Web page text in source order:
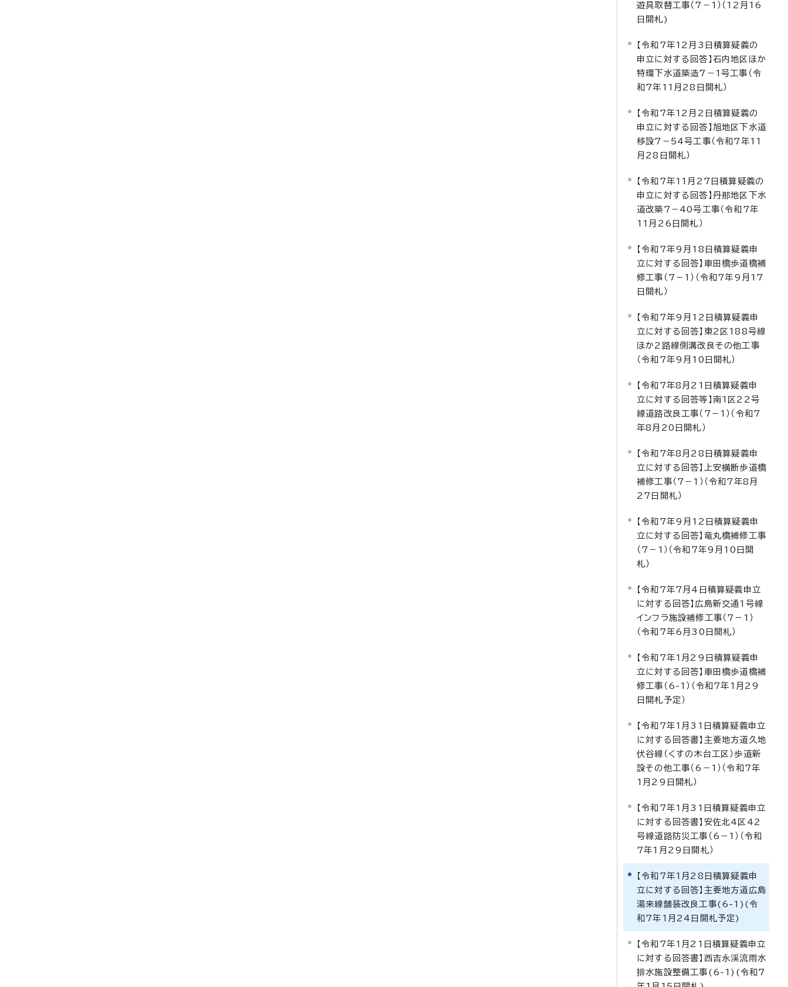
遊具取替工事（7－1）（12月16
日開札)
【令和7年12月3日積算疑義の
申立に対する回答】石内地区ほか
特環下水道築造7－1号工事（令
和7年11月28日開札）
【令和7年12月2日積算疑義の
申立に対する回答】旭地区下水道
移設7－54号工事（令和7年11
月28日開札）
【令和7年11月27日積算疑義の
申立に対する回答】丹那地区下水
道改築7－40号工事（令和7年
11月26日開札）
【令和7年9月18日積算疑義申
立に対する回答】車田橋歩道橋補
修工事（7－1）（令和7年9月17
日開札）
【令和7年9月12日積算疑義申
立に対する回答】東2区188号線
ほか2路線側溝改良その他工事
（令和7年9月10日開札）
【令和7年8月21日積算疑義申
立に対する回答等】南1区22号
線道路改良工事（7－1）（令和7
年8月20日開札）
【令和7年8月28日積算疑義申
立に対する回答】上安横断歩道橋
補修工事（7－1）（令和7年8月
27日開札）
【令和7年9月12日積算疑義申
立に対する回答】竜丸橋補修工事
（7－1）（令和7年9月10日開
札）
【令和7年7月4日積算疑義申立
に対する回答】広島新交通1号線
インフラ施設補修工事（7－1）
（令和7年6月30日開札）
【令和7年1月29日積算疑義申
立に対する回答】車田橋歩道橋補
修工事（6-1）（令和7年1月29
日開札予定）
【令和7年1月31日積算疑義申立
に対する回答書】主要地方道久地
伏谷線（くすの木台工区）歩道新
設その他工事（6－1）（令和7年
1月29日開札）
【令和7年1月31日積算疑義申立
に対する回答書】安佐北4区42
号線道路防災工事（6－1）（令和
7年1月29日開札）
【令和7年1月28日積算疑義申
立に対する回答】主要地方道広島
湯来線舗装改良工事(6-1)(令
和7年1月24日開札予定)
【令和7年1月21日積算疑義申立
に対する回答書】西吉永渓流雨水
排水施設整備工事(6-1)(令和7